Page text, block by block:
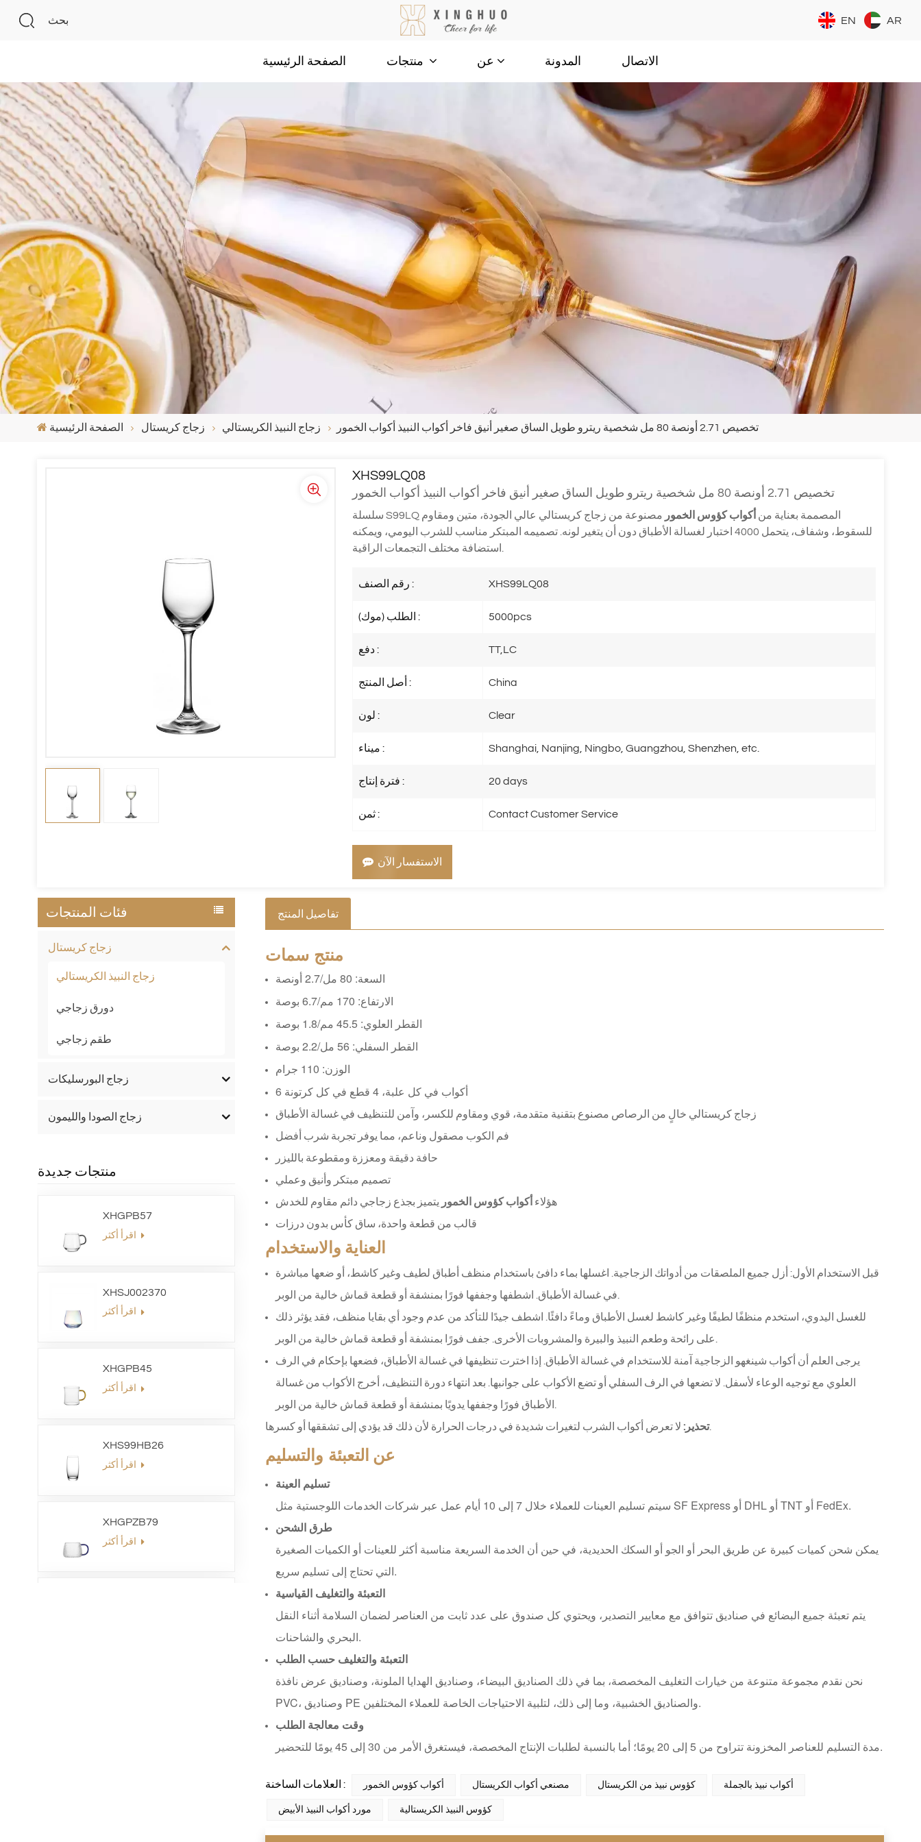
بحث EN AR
الصفحة الرئيسية عن المدونة الاتصال
الصفحة الرئيسية زجاج كريستال زجاج النبيذ الكريستالي تخصيص 2.71 أونصة 80 مل شخصية ريترو طويل الساق صغير أنيق فاخر أكواب النبيذ أكواب الخمور
XHS99LQ08
تخصيص 2.71 أونصة 80 مل شخصية ريترو طويل الساق صغير أنيق فاخر أكواب النبيذ أكواب الخمور
سلسلة S99LQ المصممة بعناية من أكواب كؤوس الخمور مصنوعة من زجاج كريستالي عالي الجودة، متين ومقاوم
للسقوط، وشفاف، يتحمل 4000 اختبار لغسالة الأطباق دون أن يتغير لونه. تصميمه المبتكر مناسب للشرب اليومي، ويمكنه
رقم الصنف : XHS99LQ08
الطلب (موك) : 5000pcs
دفع : TT,LC
أصل المنتج : China
لون : Clear
ميناء : Shanghai, Nanjing, Ningbo, Guangzhou, Shenzhen, etc.
فترة إنتاج : 20 days
ثمن : Contact Customer Service
الاستفسار الآن
فئات المنتجات
زجاج كريستال
زجاج النبيذ الكريستالي
دورق زجاجي
طقم زجاجي
زجاج البورسليكات
زجاج الصودا والليمون
منتجات جديدة
XHGPB57
XHSJ002370
XHGPB45
XHS99HB26
XHGPZB79
تفاصيل المنتج
منتج سمات
السعة: 80 مل/2.7 أونصة
الارتفاع: 170 مم/6.7 بوصة
القطر العلوي: 45.5 مم/1.8 بوصة
القطر السفلي: 56 مل/2.2 بوصة
الوزن: 110 جرام
6 أكواب في كل علبة، 4 قطع في كل كرتونة
زجاج كريستالي خالٍ من الرصاص مصنوع بتقنية متقدمة، قوي ومقاوم للكسر، وآمن للتنظيف في غسالة الأطباق
فم الكوب مصقول وناعم، مما يوفر تجربة شرب أفضل
حافة دقيقة ومعززة ومقطوعة بالليزر
تصميم مبتكر وأنيق وعملي
هؤلاء أكواب كؤوس الخمور يتميز بجذع زجاجي دائم مقاوم للخدش
قالب من قطعة واحدة، ساق كأس بدون درزات
العناية والاستخدام
قبل الاستخدام الأول: أزل جميع الملصقات من أدواتك الزجاجية. اغسلها بماء دافئ باستخدام منظف أطباق لطيف وغير كاشط، أو ضعها مباشرة
في غسالة الأطباق. اشطفها وجففها فورًا بمنشفة أو قطعة قماش خالية من الوبر.
للغسل اليدوي، استخدم منظفًا لطيفًا وغير كاشط لغسل الأطباق وماءً دافئًا. اشطف جيدًا للتأكد من عدم وجود أي بقايا منظف، فقد يؤثر ذلك
على رائحة وطعم النبيذ والبيرة والمشروبات الأخرى. جفف فورًا بمنشفة أو قطعة قماش خالية من الوبر.
يرجى العلم أن أكواب شينغهو الزجاجية آمنة للاستخدام في غسالة الأطباق. إذا اخترت تنظيفها في غسالة الأطباق، فضعها بإحكام في الرف
العلوي مع توجيه الوعاء لأسفل. لا تضعها في الرف السفلي أو تضع الأكواب على جوانبها. بعد انتهاء دورة التنظيف، أخرج الأكواب من غسالة
الأطباق فورًا وجففها يدويًا بمنشفة أو قطعة قماش خالية من الوبر.
تحذير:لا تعرض أكواب الشرب لتغيرات شديدة في درجات الحرارة لأن ذلك قد يؤدي إلى تشققها أو كسرها.
عن التعبئة والتسليم
تسليم العينة
سيتم تسليم العينات للعملاء خلال 7 إلى 10 أيام عمل عبر شركات الخدمات اللوجستية مثل SF Express أو DHL أو TNT أو FedEx.
طرق الشحن
يمكن شحن كميات كبيرة عن طريق البحر أو الجو أو السكك الحديدية، في حين أن الخدمة السريعة مناسبة أكثر للعينات أو الكميات الصغيرة
التي تحتاج إلى تسليم سريع.
التعبئة والتغليف القياسية
يتم تعبئة جميع البضائع في صناديق تتوافق مع معايير التصدير، ويحتوي كل صندوق على عدد ثابت من العناصر لضمان السلامة أثناء النقل
البحري والشاحنات.
التعبئة والتغليف حسب الطلب
نحن نقدم مجموعة متنوعة من خيارات التغليف المخصصة، بما في ذلك الصناديق البيضاء، وصناديق الهدايا الملونة، وصناديق عرض نافذة
PVC، وصناديق PE والصناديق الخشبية، وما إلى ذلك، لتلبية الاحتياجات الخاصة للعملاء المختلفين.
وقت معالجة الطلب
مدة التسليم للعناصر المخزونة تتراوح من 5 إلى 20 يومًا؛ أما بالنسبة لطلبات الإنتاج المخصصة، فيستغرق الأمر من 30 إلى 45 يومًا للتحضير.
العلامات الساخنة : أكواب كؤوس الخمور مصنعي أكواب الكريستال كؤوس نبيذ من الكريستال أكواب نبيذ بالجملة
مورد أكواب النبيذ الأبيض كؤوس النبيذ الكريستالية